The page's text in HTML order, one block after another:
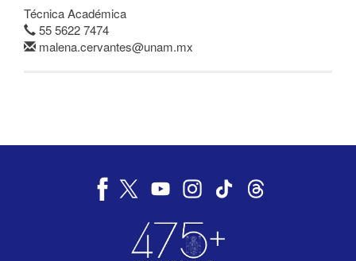
Técnica Académica
55 5622 7474
malena.cervantes@unam.mx